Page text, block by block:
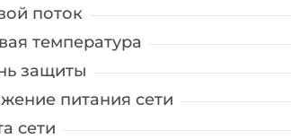
поток
температура
защиты
питания сети
сети